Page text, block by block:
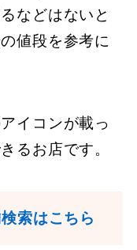
などはないと
値段を参考に
イコンが載っ
るお店です。
索はこちら